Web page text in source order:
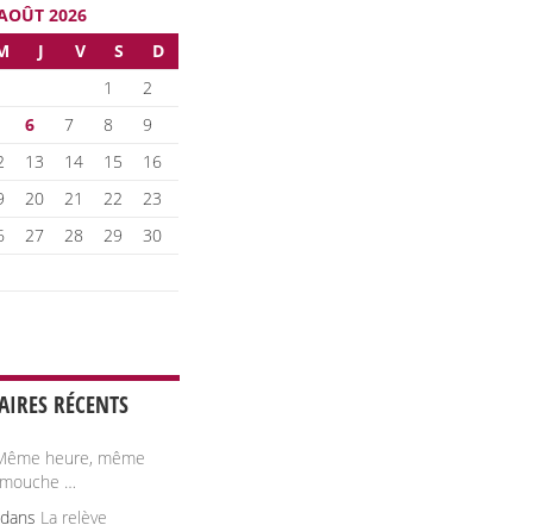
2026
J V S
D
1
2
6
7 8
9
13 14 15
16
20 21 22
23
27 28 29 30
RÉCENTS
heure, même
…
La relève